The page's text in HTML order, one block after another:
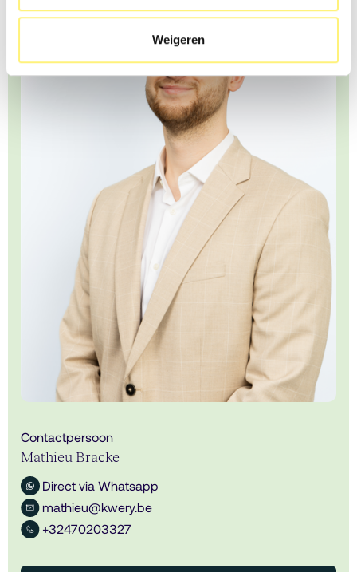
Weigeren
Contactpersoon
Mathieu Bracke
Direct via Whatsapp
mathieu@kwery.be
+32470203327